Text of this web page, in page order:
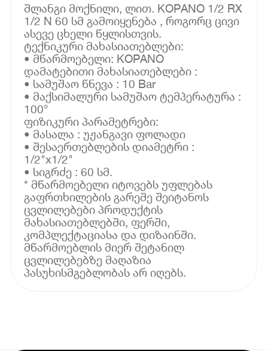
შლანგი მოქნილი, ლით. KOPANO 1/2 RX
1/2 N 60 სმ გამოიყენება , როგორც ცივი
ასევე ცხელი წყლისთვის.
ტექნიკური მახასიათებლები:
• მწარმოებელი: KOPANO
დამატებითი მახასიათებლები :
• სამუშაო წნევა : 10 Bar
• მაქსიმალური სამუშაო ტემპერატურა :
100°
ფიზიკური პარამეტრები:
• მასალა : უჟანგავი ფოლადი
• შესაერთებლების დიამეტრი :
1/2"x1/2"
• სიგრძე : 60 სმ.
* მწარმოებელი იტოვებს უფლებას
გაფრთხილების გარეშე შეიტანოს
ცვლილებები პროდუქტის
მახასიათებლებში, ფერში,
კომპლექტაციასა და დიზაინში.
მწარმოებლის მიერ შეტანილ
ცვლილებებზე მაღაზია
პასუხისმგებლობას არ იღებს.